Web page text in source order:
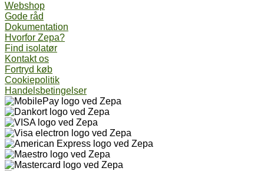
Webshop
Gode råd
Dokumentation
Hvorfor Zepa?
Find isolatør
Kontakt os
Fortryd køb
Cookiepolitik
Handelsbetingelser